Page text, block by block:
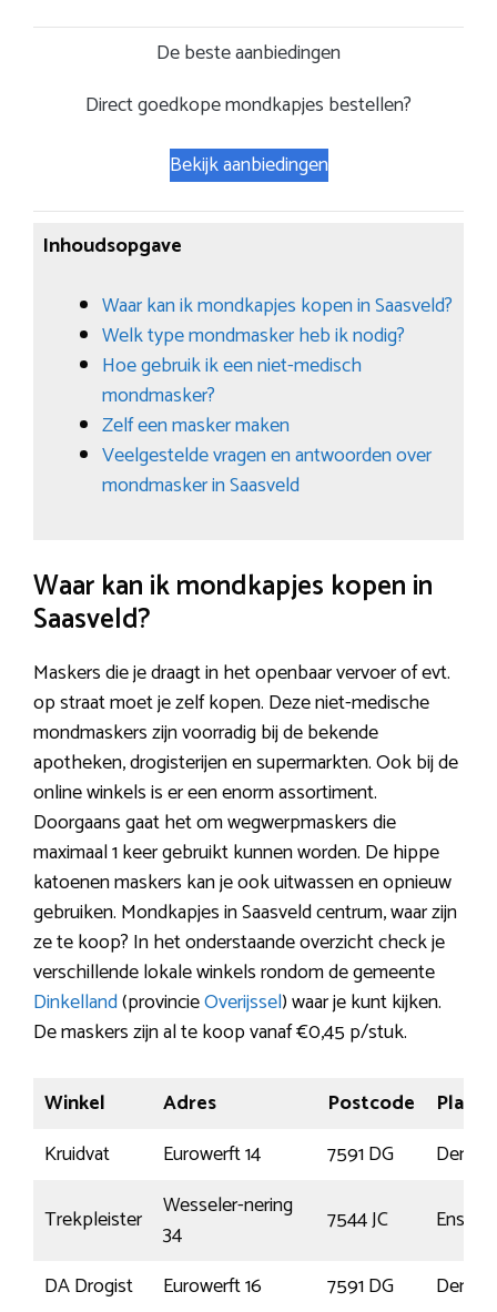
De beste aanbiedingen
Direct goedkope mondkapjes bestellen?
Bekijk aanbiedingen
Inhoudsopgave
Waar kan ik mondkapjes kopen in Saasveld?
Welk type mondmasker heb ik nodig?
Hoe gebruik ik een niet-medisch
mondmasker?
Zelf een masker maken
Veelgestelde vragen en antwoorden over
mondmasker in Saasveld
Waar kan ik mondkapjes kopen in
Saasveld?
Maskers die je draagt in het openbaar vervoer of evt.
op straat moet je zelf kopen. Deze niet-medische
mondmaskers zijn voorradig bij de bekende
apotheken, drogisterijen en supermarkten. Ook bij de
online winkels is er een enorm assortiment.
Doorgaans gaat het om wegwerpmaskers die
maximaal 1 keer gebruikt kunnen worden. De hippe
katoenen maskers kan je ook uitwassen en opnieuw
gebruiken. Mondkapjes in Saasveld centrum, waar zijn
ze te koop? In het onderstaande overzicht check je
verschillende lokale winkels rondom de gemeente
Dinkelland(provincieOverijssel) waar je kunt kijken.
De maskers zijn al te koop vanaf €0,45 p/stuk.
Winkel Adres Postcode
Plaats
Kruidvat
Eurowerft 14 7591 DG
Trekpleister
Wesseler-nering
34
7544 JC
DA Drogist
Eurowerft 16 7591 DG